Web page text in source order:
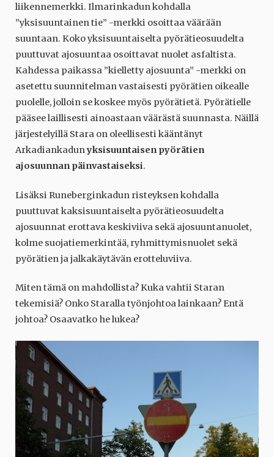
liikennemerkki. Ilmarinkadun kohdalla
”yksisuuntainen tie” -merkki osoittaa väärään
suuntaan. Koko yksisuuntaiselta pyörätieosuudelta
puuttuvat ajosuuntaa osoittavat nuolet asfaltista.
Kahdessa paikassa ”kielletty ajosuunta” -merkki on
asetettu suunnitelman vastaisesti pyörätien oikealle
puolelle, jolloin se koskee myös pyörätietä. Pyörätielle
pääsee laillisesti ainoastaan väärästä suunnasta. Näillä
järjestelyillä Stara on oleellisesti kääntänyt
Arkadiankadunyksisuuntaisen pyörätien
ajosuunnan päinvastaiseksi.
Lisäksi Runeberginkadun risteyksen kohdalla
puuttuvat kaksisuuntaiselta pyörätieosuudelta
ajosuunnat erottava keskiviiva sekä ajosuuntanuolet,
kolme suojatiemerkintää, ryhmittymisnuolet sekä
pyörätien ja jalkakäytävän erotteluviiva.
Miten tämä on mahdollista? Kuka vahtii Staran
tekemisiä? Onko Staralla työnjohtoa lainkaan? Entä
johtoa? Osaavatko he lukea?